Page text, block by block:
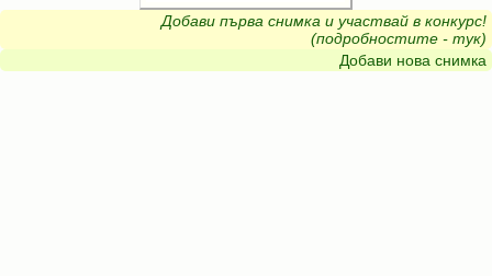
Добави първа снимка и участвай в конкурс!
(подробностите - тук)
Добави нова снимка